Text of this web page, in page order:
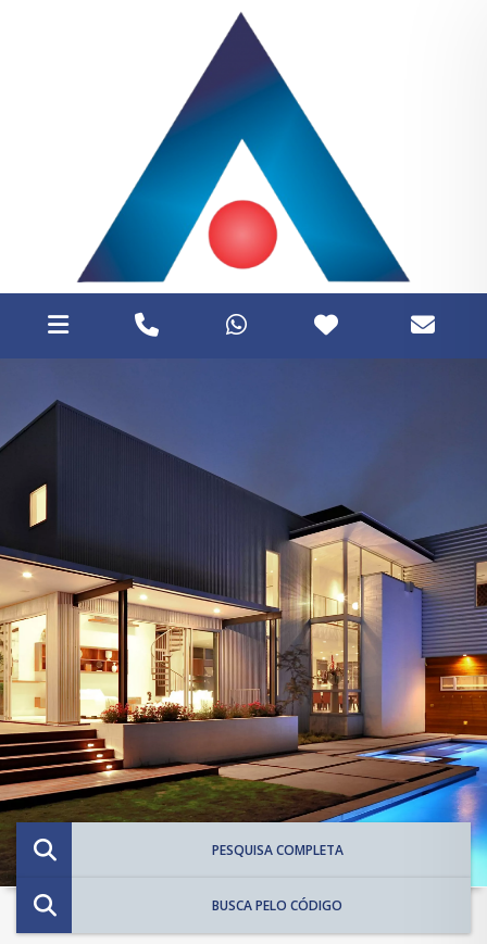
PESQUISA COMPLETA
BUSCA PELO CÓDIGO